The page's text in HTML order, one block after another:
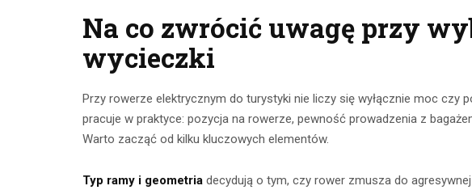
Na co zwrócić uwagę przy
wycieczki
Przy rowerze elektrycznym do turystyki nie liczy się wyłącznie moc czy
pracuje w praktyce: pozycja na rowerze, pewność prowadzenia z
Warto zacząć od kilku kluczowych elementów.
Typ ramy i geometria decydują o tym, czy rower zmusza do